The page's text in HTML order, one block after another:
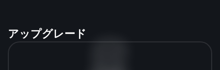
アップグレード